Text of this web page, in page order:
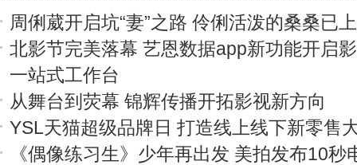
周俐葳开启坑“妻”之路 伶俐活泼的桑桑已
北影节完美落幕 艺恩数据app新功能开启
一站式工作台
从舞台到荧幕 锦辉传播开拓影视新方向
YSL天猫超级品牌日 打造线上线下新零售
《偶像练习生》少年再出发 美拍发布10秒